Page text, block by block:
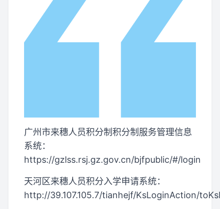
广州市来穗人员积分制积分制服务管理信息
系统：
https://gzlss.rsj.gz.gov.cn/bjfpublic/#/login
天河区来穗人员积分入学申请系统：
http://39.107.105.7/tianhejf/KsLoginAction/